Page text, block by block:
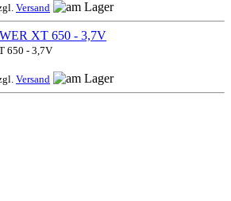
Versand
650 - 3,7V
Versand